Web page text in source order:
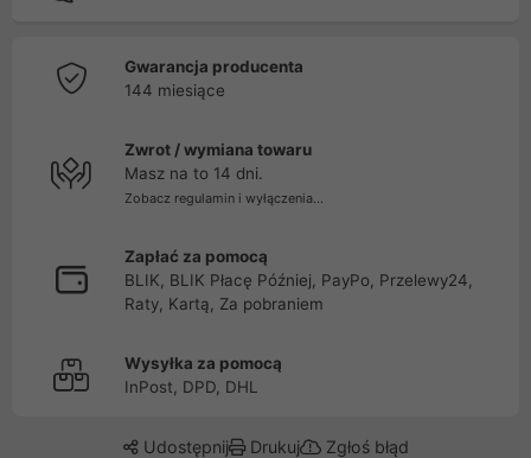
Gwarancja producenta
144 miesiące
Zwrot / wymiana towaru
Masz na to 14 dni.
Zobacz regulamin i wyłączenia...
Zapłać za pomocą
BLIK, BLIK Płacę Później, PayPo, Przelewy24,
Raty, Kartą, Za pobraniem
Wysyłka za pomocą
InPost, DPD, DHL
Udostępnij Drukuj Zgłoś błąd